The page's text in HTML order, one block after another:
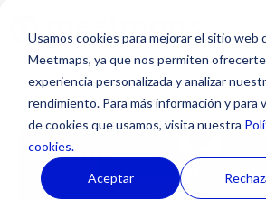
Usamos cookies para mejorar el sitio web
Meetmaps, ya que nos permiten
experiencia personalizada y analizar
rendimiento. Para más información y para
de cookies que usamos, visita nuestra
cookies.
Aceptar